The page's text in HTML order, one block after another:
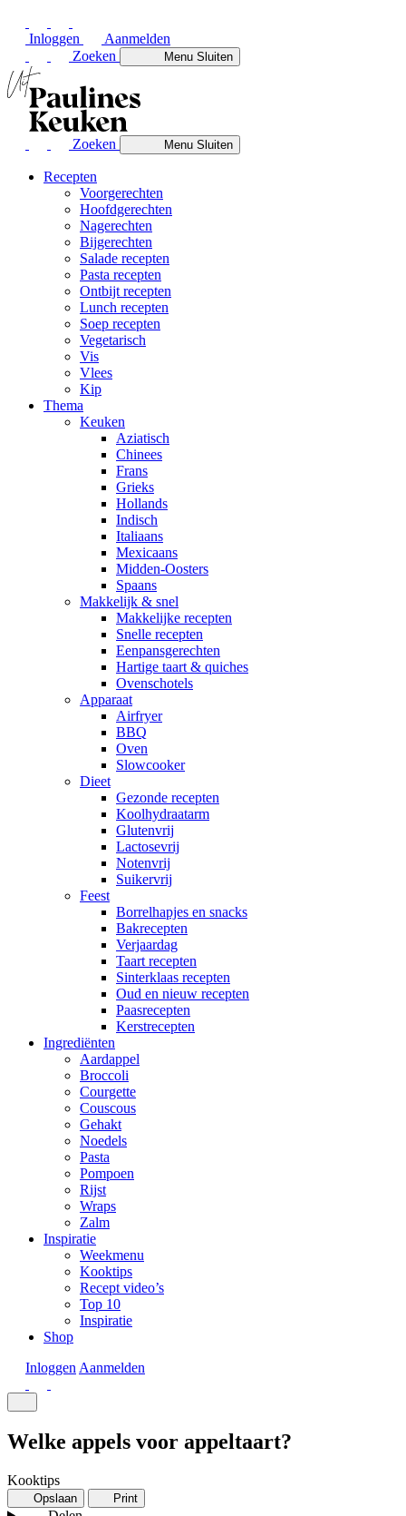
Inloggen
Aanmelden
Zoeken
MenuSluiten
Zoeken MenuSluiten
Recepten
Voorgerechten
Hoofdgerechten
Nagerechten
Bijgerechten
Salade recepten
Pasta recepten
Ontbijt recepten
Lunch recepten
Soep recepten
Vegetarisch
Vis
Vlees
Kip
Thema
Keuken
Aziatisch
Chinees
Frans
Grieks
Hollands
Indisch
Italiaans
Mexicaans
Midden-Oosters
Spaans
Makkelijk & snel
Makkelijke recepten
Snelle recepten
Eenpansgerechten
Hartige taart & quiches
Ovenschotels
Apparaat
Airfryer
BBQ
Oven
Slowcooker
Dieet
Gezonde recepten
Koolhydraatarm
Glutenvrij
Lactosevrij
Notenvrij
Suikervrij
Feest
Borrelhapjes en snacks
Bakrecepten
Verjaardag
Taart recepten
Sinterklaas recepten
Oud en nieuw recepten
Paasrecepten
Kerstrecepten
Ingrediënten
Aardappel
Broccoli
Courgette
Couscous
Gehakt
Noedels
Pasta
Pompoen
Rijst
Wraps
Zalm
Inspiratie
Weekmenu
Kooktips
Recept video’s
Top 10
Inspiratie
Shop
Inloggen Aanmelden
Welke appels voor appeltaart?
Kooktips
Opslaan Print